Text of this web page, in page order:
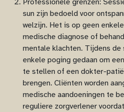
sun zijn bedoeld voor
welzijn. Het is op geen
medische diagnose of
mentale klachten. Tijdens de
enkele poging gedaan om
te stellen of een dokter-
brengen. Cliënten worden
medische aandoeningen te
reguliere zorgverlener